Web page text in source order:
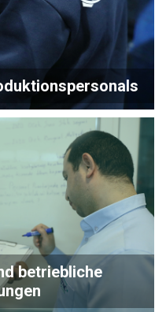
betriebliche